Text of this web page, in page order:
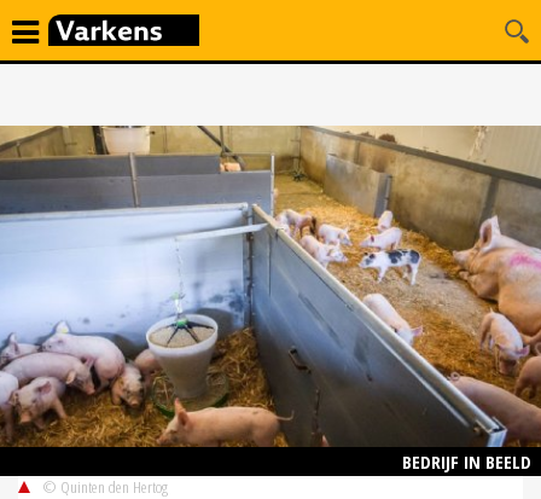
BEDRIJF IN BEELD
© Quinten den Hertog